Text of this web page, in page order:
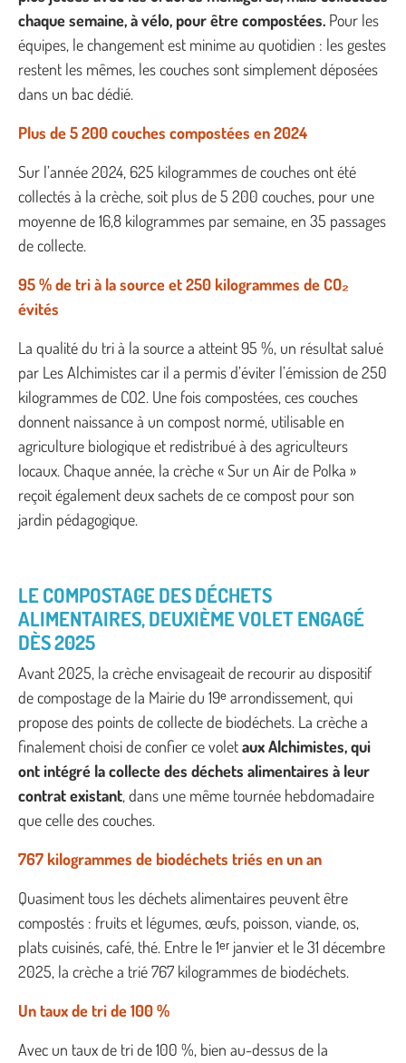
chaque semaine, à vélo, pour être compostées. Pour les
équipes, le changement est minime au quotidien : les gestes
restent les mêmes, les couches sont simplement déposées
dans un bac dédié.
Plus de 5 200 couches compostées en 2024
Sur l’année 2024, 625 kilogrammes de couches ont été
collectés à la crèche, soit plus de 5 200 couches, pour une
moyenne de 16,8 kilogrammes par semaine, en 35 passages
de collecte.
95 % de tri à la source et 250 kilogrammes de CO₂
évités
La qualité du tri à la source a atteint 95 %, un résultat salué
par Les Alchimistes car il a permis d’éviter l’émission de 250
kilogrammes de CO2. Une fois compostées, ces couches
donnent naissance à un compost normé, utilisable en
agriculture biologique et redistribué à des agriculteurs
locaux. Chaque année, la crèche « Sur un Air de Polka »
reçoit également deux sachets de ce compost pour son
jardin pédagogique.
LE COMPOSTAGE DES DÉCHETS
ALIMENTAIRES, DEUXIÈME VOLET ENGAGÉ
DÈS 2025
Avant 2025, la crèche envisageait de recourir au dispositif
de compostage de la Mairie du 19ᵉ arrondissement, qui
propose des points de collecte de biodéchets. La crèche a
finalement choisi de confier ce voletaux Alchimistes, qui
ont intégré la collecte des déchets alimentaires à leur
contrat existant, dans une même tournée hebdomadaire
que celle des couches.
767 kilogrammes de biodéchets triés en un an
Quasiment tous les déchets alimentaires peuvent être
compostés : fruits et légumes, œufs, poisson, viande, os,
plats cuisinés, café, thé. Entre le 1ᵉʳ janvier et le 31 décembre
2025, la crèche a trié 767 kilogrammes de biodéchets.
Un taux de tri de 100 %
Avec un taux de tri de 100 %, bien au-dessus de la